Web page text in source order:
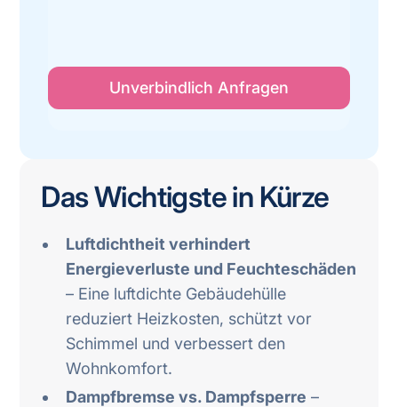
Das Wichtigste in Kürze
Luftdichtheit verhindert
Energieverluste und Feuchteschäden
– Eine luftdichte Gebäudehülle
reduziert Heizkosten, schützt vor
Schimmel und verbessert den
Wohnkomfort.
Dampfbremse vs. Dampfsperre –